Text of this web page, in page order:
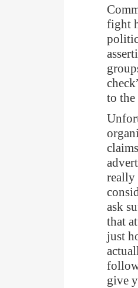
fight
to
really
ask
that
just
give